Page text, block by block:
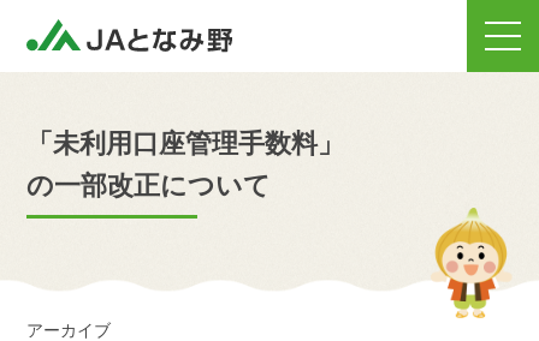
「未利用口座管理手数料」
の一部改正について
アーカイブ